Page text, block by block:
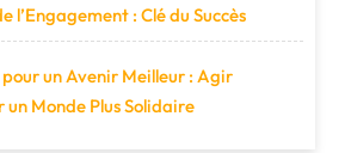
l’Engagement : Clé du Succès
un Avenir Meilleur : Agir
un Monde Plus Solidaire